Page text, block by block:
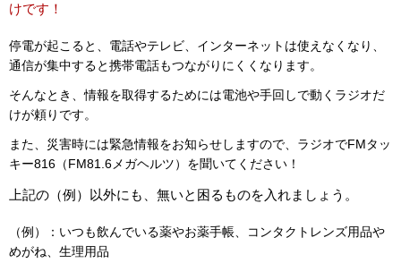
けです！
停電が起こると、電話やテレビ、インターネットは使えなくなり、
通信が集中すると携帯電話もつながりにくくなります。
そんなとき、情報を取得するためには電池や手回しで動くラジオだ
けが頼りです。
また、災害時には緊急情報をお知らせしますので、ラジオでFMタッ
キー816（FM81.6メガヘルツ）を聞いてください！
上記の（例）以外にも、無いと困るものを入れましょう。
（例）：いつも飲んでいる薬やお薬手帳、コンタクトレンズ用品や
めがね、生理用品